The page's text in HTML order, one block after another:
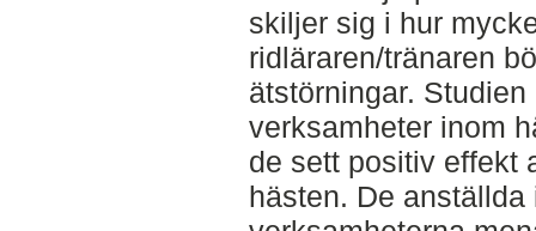
skiljer sig i hur
ridläraren/tränaren
ätstörningar.
verksamheter inom
de sett positiv effekt
hästen. De